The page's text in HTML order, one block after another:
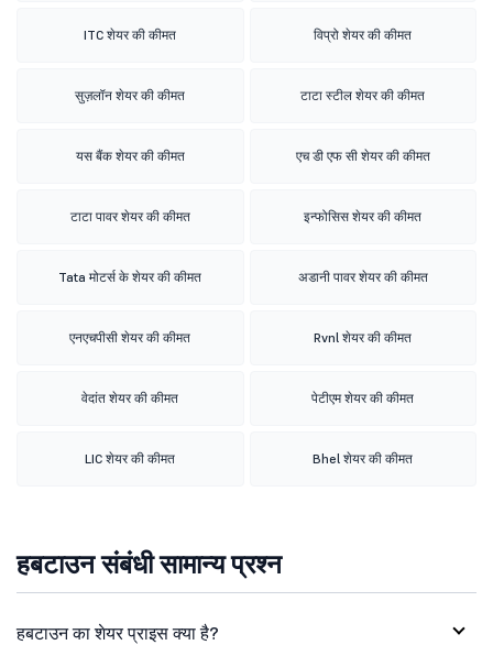
ITC शेयर की कीमत विप्रो शेयर की कीमत
सुज़लॉन शेयर की कीमत टाटा स्टील शेयर की कीमत
यस बैंक शेयर की कीमत एच डी एफ सी शेयर की कीमत
टाटा पावर शेयर की कीमत इन्फोसिस शेयर की कीमत
Tata मोटर्स के शेयर की कीमत अडानी पावर शेयर की कीमत
एनएचपीसी शेयर की कीमत Rvnl शेयर की कीमत
वेदांत शेयर की कीमत पेटीएम शेयर की कीमत
LIC शेयर की कीमत Bhel शेयर की कीमत
हबटाउन संबंधी सामान्य प्रश्न
हबटाउन का शेयर प्राइस क्या है?